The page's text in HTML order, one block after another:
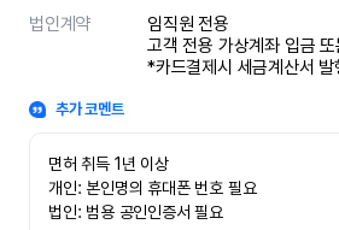
법인계약
임직원 전용
고객 전용 가상계좌 입금 또
*카드결제시 세금계산서 발
추가 코멘트
면허 취득 1년 이상
개인: 본인명의 휴대폰 번호 필요
법인: 범용 공인인증서 필요